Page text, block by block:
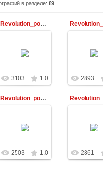
в разделе: 89
Revolution_poster41
3103 1.0 2893
Revolution_poster19
2503 1.0 2861